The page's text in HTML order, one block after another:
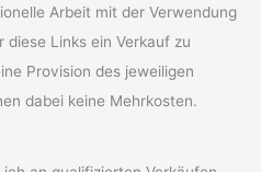
Arbeit mit der Verwendung
Links ein Verkauf zu
Provision des jeweiligen
dabei keine Mehrkosten.